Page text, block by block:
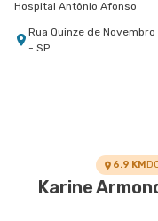
Hospital Antônio Afonso
Rua Quinze de
- SP
Rua Carlos Maria
Aquarius, Sao Jose Dos
6.9 KM
Karine